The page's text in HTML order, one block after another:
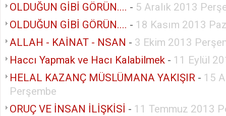
OLDUĞUN GİBİ GÖRÜN.... - 5 Aralık 2013
OLDUĞUN GİBİ GÖRÜN.... - 18 Kasım 2013
ALLAH - KAİNAT - NSAN - 3 Ekim 2013
Haccı Yapmak ve Hacı Kalabilmek - 11 Eylül
HELAL KAZANÇ MÜSLÜMANA YAKIŞIR - 15
Perşembe
ORUÇ VE İNSAN İLİŞKİSİ - 11 Temmuz 2013